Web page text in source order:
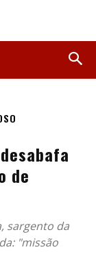
de
sargento da
"missão